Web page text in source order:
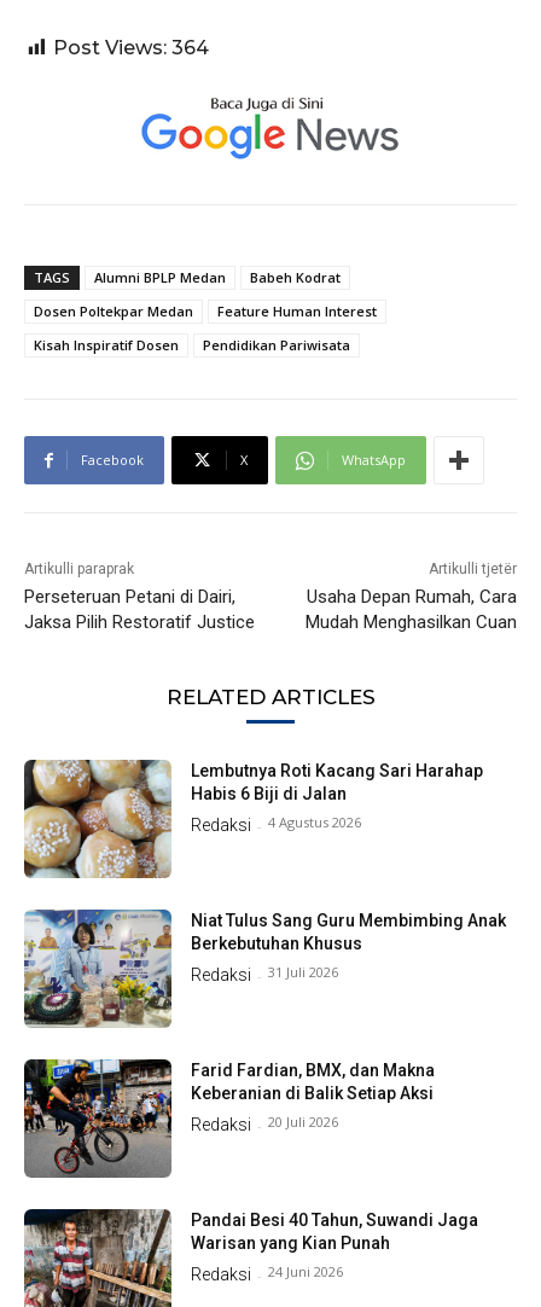
Post Views: 364
TAGS Alumni BPLP Medan
Babeh Kodrat
Dosen Poltekpar Medan
Feature Human Interest
Kisah Inspiratif Dosen
Pendidikan Pariwisata
Facebook X WhatsApp
Artikulli paraprak
Perseteruan Petani di Dairi,
Jaksa Pilih Restoratif Justice
Artikulli tjetër
Usaha Depan Rumah, Cara
Mudah Menghasilkan Cuan
RELATED ARTICLES
Lembutnya Roti Kacang Sari Harahap
Habis 6 Biji di Jalan
Redaksi - 4 Agustus 2026
Niat Tulus Sang Guru Membimbing Anak
Berkebutuhan Khusus
Redaksi - 31 Juli 2026
Farid Fardian, BMX, dan Makna
Keberanian di Balik Setiap Aksi
Redaksi - 20 Juli 2026
Pandai Besi 40 Tahun, Suwandi Jaga
Warisan yang Kian Punah
Redaksi - 24 Juni 2026